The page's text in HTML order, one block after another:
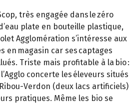
très engagée dans le zéro
plate en bouteille plastique,
Agglomération s’intéresse aux
en magasin car ses captages
Triste mais profitable à la bio :
concerte les éleveurs situés
Verdon (deux lacs artificiels)
pratiques. Même les bio se